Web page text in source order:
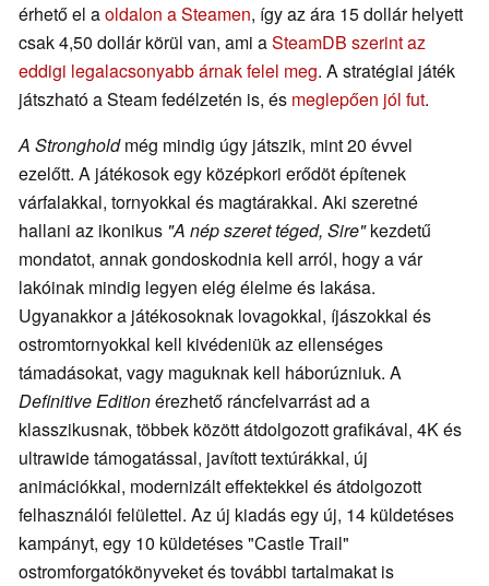
érhető el aoldalon a Steamen, így az ára 15 dollár helyett
csak 4,50 dollár körül van, ami aSteamDB szerint az
eddigi legalacsonyabb árnak felel meg. A stratégiai játék
játszható a Steam fedélzetén is, és meglepően jól fut.
A Strongholdmég mindig úgy játszik, mint 20 évvel
ezelőtt. A játékosok egy középkori erődöt építenek
várfalakkal, tornyokkal és magtárakkal. Aki szeretné
hallani az ikonikus "A nép szeret téged, Sire"kezdetű
mondatot, annak gondoskodnia kell arról, hogy a vár
lakóinak mindig legyen elég élelme és lakása.
Ugyanakkor a játékosoknak lovagokkal, íjászokkal és
ostromtornyokkal kell kivédeniük az ellenséges
támadásokat, vagy maguknak kell háborúzniuk. A
Definitive Editionérezhető ráncfelvarrást ad a
klasszikusnak, többek között átdolgozott grafikával, 4K és
ultrawide támogatással, javított textúrákkal, új
animációkkal, modernizált effektekkel és átdolgozott
felhasználói felülettel. Az új kiadás egy új, 14 küldetéses
kampányt, egy 10 küldetéses "Castle Trail"
ostromforgatókönyveket és további tartalmakat is